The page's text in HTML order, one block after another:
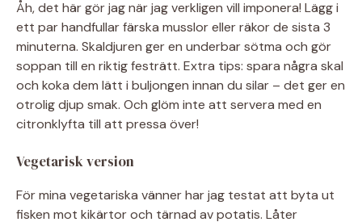
Åh, det här gör jag när jag verkligen vill imponera! Lägg i
ett par handfullar färska musslor eller räkor de sista 3
minuterna. Skaldjuren ger en underbar sötma och gör
soppan till en riktig festrätt. Extra tips: spara några skal
och koka dem lätt i buljongen innan du silar – det ger en
otrolig djup smak. Och glöm inte att servera med en
citronklyfta till att pressa över!
Vegetarisk version
För mina vegetariska vänner har jag testat att byta ut
fisken mot kikärtor och tärnad av potatis. Låter